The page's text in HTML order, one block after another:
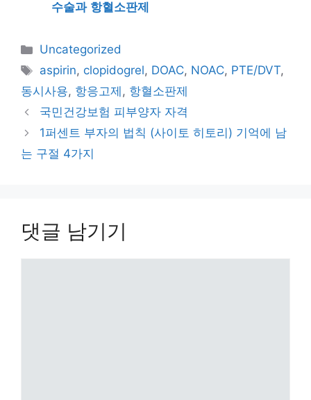
수술과 항혈소판제
카
테
리
Uncategorized
태
그
aspirin, clopidogrel, DOAC, NOAC, PTE/DVT,
동시사용, 항응고제 , 항혈소판제
​국민건강보험 피부양자 자격
1퍼센트 부자의 법칙 (사이토 히토리) 기억에 남
는 구절 4가지
댓글 남기기